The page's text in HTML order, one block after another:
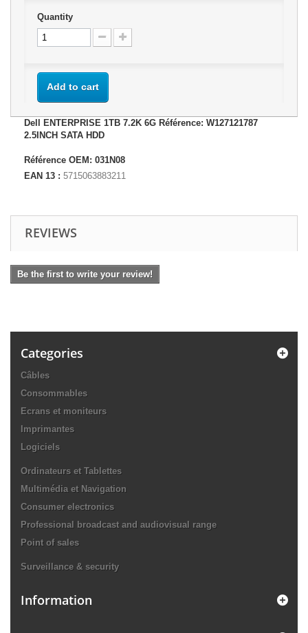
Quantity
Add to cart
Dell ENTERPRISE 1TB 7.2K 6G Référence: W127121787
2.5INCH SATA HDD
Référence OEM: 031N08
EAN 13 : 5715063883211
REVIEWS
Be the first to write your review!
Categories
Câbles
Consommables
Ecrans et moniteurs
Imprimantes
Logiciels
Ordinateurs et Tablettes
Multimédia et Navigation
Consumer electronics
Professional broadcast and audiovisual range
Point of sales
Surveillance & security
Information